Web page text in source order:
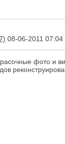
08-06-2011 07:04
фото и